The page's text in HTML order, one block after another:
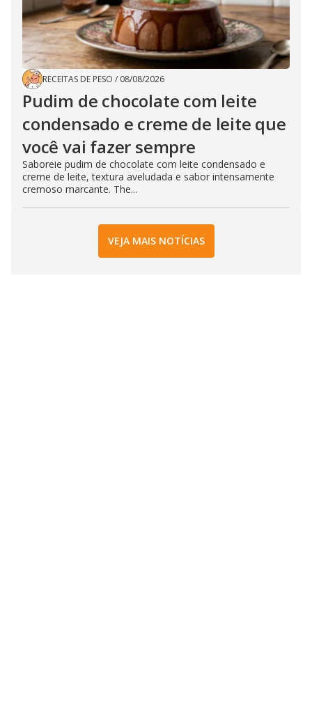
RECEITAS DE PESO / 08/08/2026
Pudim de chocolate com leite
condensado e creme de leite que
você vai fazer sempre
Saboreie pudim de chocolate com leite condensado e
creme de leite, textura aveludada e sabor intensamente
cremoso marcante. The...
VEJA MAIS NOTÍCIAS